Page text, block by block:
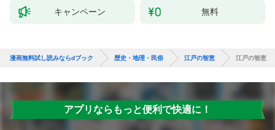
キャンペーン 無料
漫画無料試し読みならdブック 歴史・地理・民俗 江戸の智恵 江戸の智恵
アプリならもっと便利で快適に！